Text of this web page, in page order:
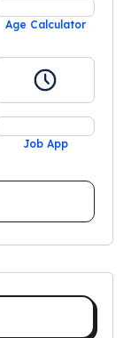
Age Calculator
Job App